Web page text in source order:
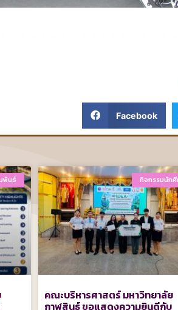
Facebook
พันธ์ กิจกรรมนักศึ
คณะบริหารศาสตร์ มหาวิทยาลัย
กาฬสินธุ์ ขอแสดงความยินดีกับ